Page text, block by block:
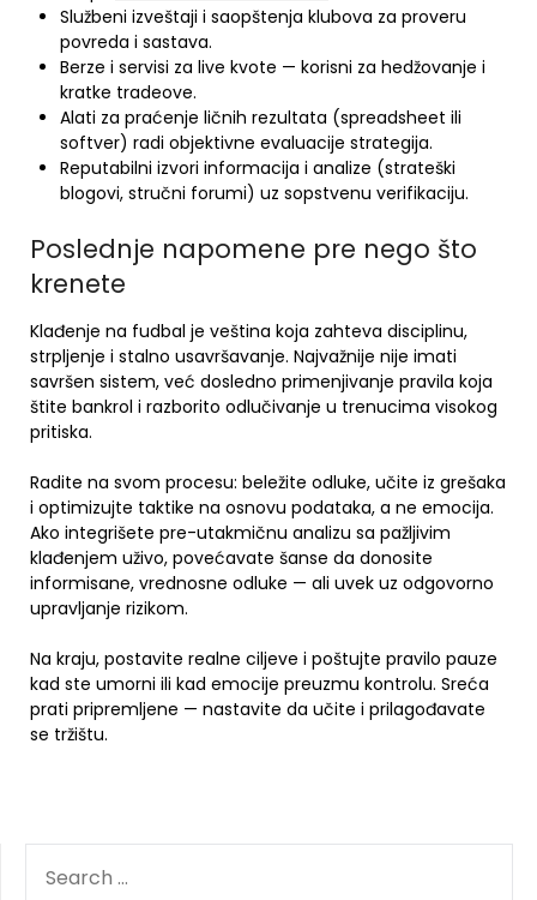
Službeni izveštaji i saopštenja klubova za proveru
povreda i sastava.
Berze i servisi za live kvote — korisni za hedžovanje i
kratke tradeove.
Alati za praćenje ličnih rezultata (spreadsheet ili
softver) radi objektivne evaluacije strategija.
Reputabilni izvori informacija i analize (strateški
blogovi, stručni forumi) uz sopstvenu verifikaciju.
Poslednje napomene pre nego što
krenete
Klađenje na fudbal je veština koja zahteva disciplinu,
strpljenje i stalno usavršavanje. Najvažnije nije imati
savršen sistem, već dosledno primenjivanje pravila koja
štite bankrol i razborito odlučivanje u trenucima visokog
pritiska.
Radite na svom procesu: beležite odluke, učite iz grešaka
i optimizujte taktike na osnovu podataka, a ne emocija.
Ako integrišete pre-utakmičnu analizu sa pažljivim
klađenjem uživo, povećavate šanse da donosite
informisane, vrednosne odluke — ali uvek uz odgovorno
upravljanje rizikom.
Na kraju, postavite realne ciljeve i poštujte pravilo pauze
kad ste umorni ili kad emocije preuzmu kontrolu. Sreća
prati pripremljene — nastavite da učite i prilagođavate
se tržištu.
FOR: